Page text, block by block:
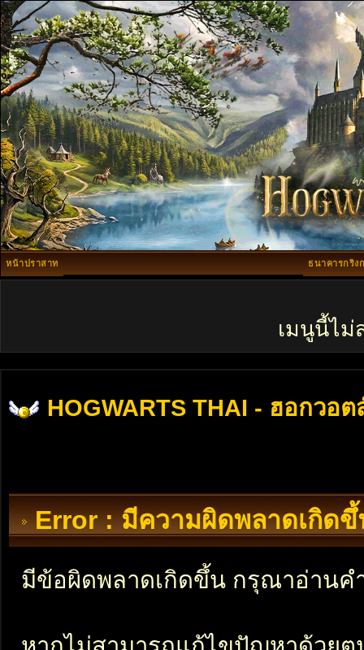
หน้าปราสาท ธนาคารกริง
เมนูนี้ไม่
HOGWARTS THAI - ฮอกวอต
Error : มีความผิดพลาดเกิดขึ้
มีข้อผิดพลาดเกิดขึ้น กรุณาอ่านค